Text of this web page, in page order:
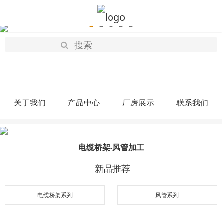
关于我们 产品中心 厂房展示 联系我们
电缆桥架-风管加工
新品推荐
电缆桥架系列 风管系列